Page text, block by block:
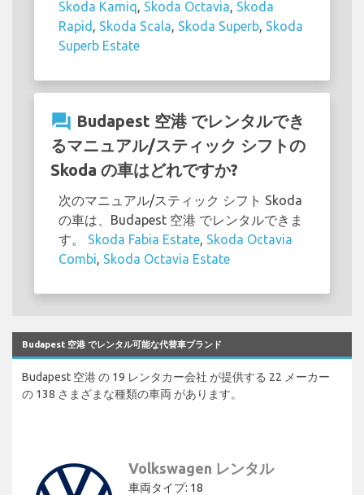
Skoda Kamiq Skoda Octavia Skoda
Rapid
Skoda Scala Skoda Superb Skoda
Superb Estate
question_answer Budapest 空港 でレンタルでき
るマニュアル/スティック シフトの
Skoda の車はどれですか?
次のマニュアル/スティック シフト Skoda
の車は、Budapest 空港 でレンタルできま
す。 Skoda Fabia Estate Skoda Octavia
Combi Skoda Octavia Estate
Budapest 空港 でレンタル可能な代替車ブランド
Budapest 空港 の 19 レンタカー会社 が提供する 22 メーカー
の 138 さまざまな種類の車両 があります。
Volkswagen レンタル
車両タイプ: 18